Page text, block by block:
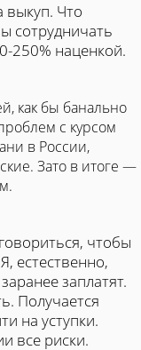
выкуп. Что
сотрудничать
250% наценкой.
как бы банально
с курсом
в России,
Зато в итоге —
чтобы
естественно,
заплатят.
Получается
на уступки.
все риски.